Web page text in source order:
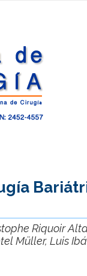
Riquoir
Müller, Luis